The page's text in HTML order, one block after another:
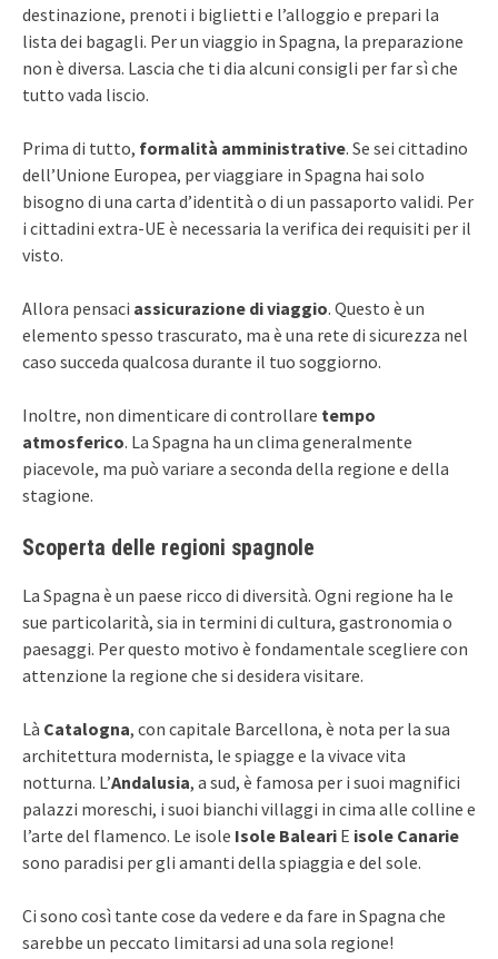
destinazione, prenoti i biglietti e l’alloggio e prepari la
lista dei bagagli. Per un viaggio in Spagna, la preparazione
non è diversa. Lascia che ti dia alcuni consigli per far sì che
tutto vada liscio.
Prima di tutto, formalità amministrative. Se sei cittadino
dell’Unione Europea, per viaggiare in Spagna hai solo
bisogno di una carta d’identità o di un passaporto validi. Per
i cittadini extra-UE è necessaria la verifica dei requisiti per il
visto.
Allora pensaci assicurazione di viaggio. Questo è un
elemento spesso trascurato, ma è una rete di sicurezza nel
caso succeda qualcosa durante il tuo soggiorno.
Inoltre, non dimenticare di controllare tempo
atmosferico. La Spagna ha un clima generalmente
piacevole, ma può variare a seconda della regione e della
stagione.
Scoperta delle regioni spagnole
La Spagna è un paese ricco di diversità. Ogni regione ha le
sue particolarità, sia in termini di cultura, gastronomia o
paesaggi. Per questo motivo è fondamentale scegliere con
attenzione la regione che si desidera visitare.
Là Catalogna, con capitale Barcellona, ​​è nota per la sua
architettura modernista, le spiagge e la vivace vita
notturna. L’Andalusia, a sud, è famosa per i suoi magnifici
palazzi moreschi, i suoi bianchi villaggi in cima alle colline e
l’arte del flamenco. Le isole Isole Baleari E isole Canarie
sono paradisi per gli amanti della spiaggia e del sole.
Ci sono così tante cose da vedere e da fare in Spagna che
sarebbe un peccato limitarsi ad una sola regione!